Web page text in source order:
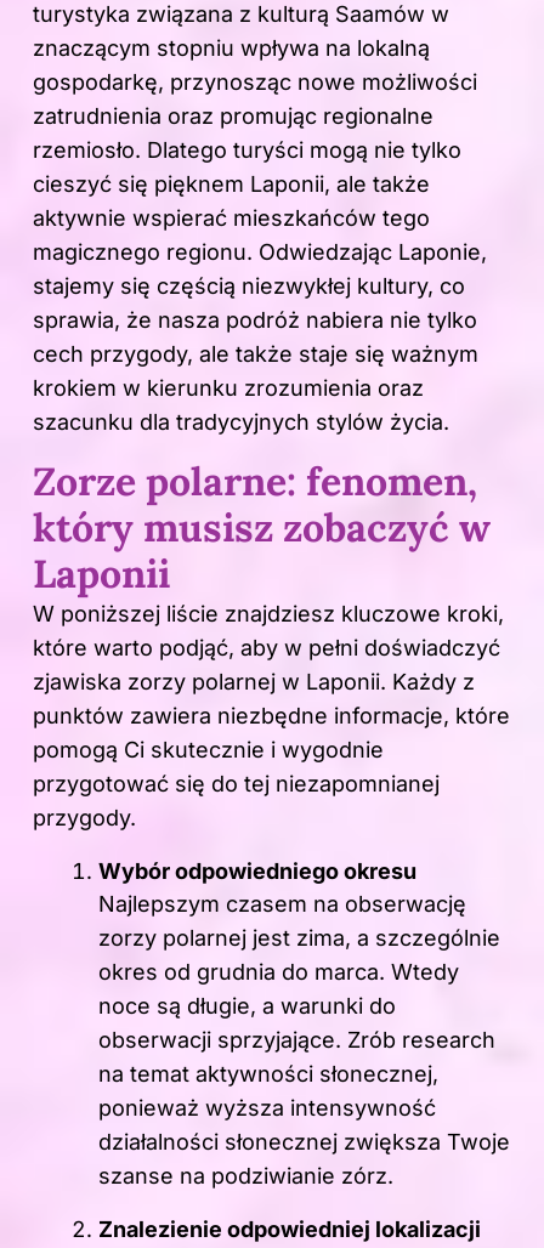
turystyka związana z kulturą Saamów w
znaczącym stopniu wpływa na lokalną
gospodarkę, przynosząc nowe możliwości
zatrudnienia oraz promując regionalne
rzemiosło. Dlatego turyści mogą nie tylko
cieszyć się pięknem Laponii, ale także
aktywnie wspierać mieszkańców tego
magicznego regionu. Odwiedzając Laponie,
stajemy się częścią niezwykłej kultury, co
sprawia, że nasza podróż nabiera nie tylko
cech przygody, ale także staje się ważnym
krokiem w kierunku zrozumienia oraz
szacunku dla tradycyjnych stylów życia.
Zorze polarne: fenomen,
który musisz zobaczyć w
Laponii
W poniższej liście znajdziesz kluczowe kroki,
które warto podjąć, aby w pełni doświadczyć
zjawiska zorzy polarnej w Laponii. Każdy z
punktów zawiera niezbędne informacje, które
pomogą Ci skutecznie i wygodnie
przygotować się do tej niezapomnianej
przygody.
Wybór odpowiedniego okresu
Najlepszym czasem na obserwację
zorzy polarnej jest zima, a szczególnie
okres od grudnia do marca. Wtedy
noce są długie, a warunki do
obserwacji sprzyjające. Zrób research
na temat aktywności słonecznej,
ponieważ wyższa intensywność
działalności słonecznej zwiększa Twoje
szanse na podziwianie zórz.
Znalezienie odpowiedniej lokalizacji